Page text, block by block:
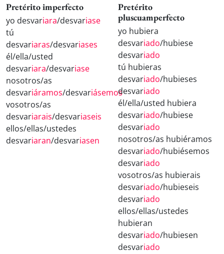
Pretérito imperfecto
yo desvariara/desvariase
tú
desvariaras/desvariases
él/ella/usted
desvariara/desvariase
nosotros/as
desvariáramos/desvariásemos
vosotros/as
desvariarais/desvariaseis
ellos/ellas/ustedes
desvariaran/desvariasen
Pretérito
pluscuamperfecto
yo hubiera
desvariado/hubiese
desvariado
tú hubieras
desvariado/hubieses
desvariado
él/ella/usted hubiera
desvariado/hubiese
desvariado
nosotros/as hubiéramos
desvariado/hubiésemos
desvariado
vosotros/as hubierais
desvariado/hubieseis
desvariado
ellos/ellas/ustedes
hubieran
desvariado/hubiesen
desvariado